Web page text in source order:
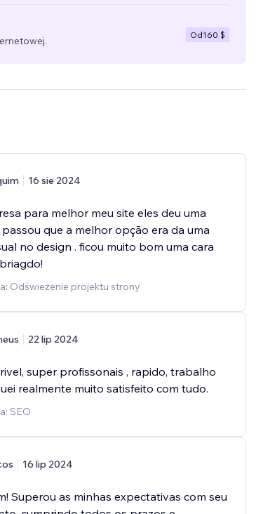
Od160 $
16 sie 2024
para melhor meu site eles deu uma
que a melhor opção era da uma
no design . ficou muito bom uma cara
Odświeżenie projektu strony
22 lip 2024
super profissonais , rapido, trabalho
realmente muito satisfeito com tudo.
SEO
16 lip 2024
Superou as minhas expectativas com seu